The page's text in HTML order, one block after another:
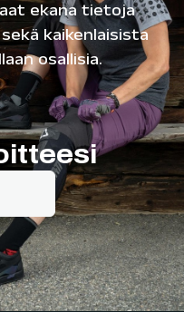
ekana tietoja
kaikenlaisista
osallisia.